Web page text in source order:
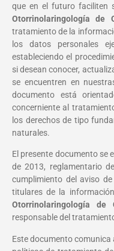
que en el futuro faciliten
Otorrinolaringología de
tratamiento de la
los datos personales
estableciendo el
si desean conocer,
se encuentren en
documento está
concerniente al
los derechos de tipo
naturales.
El presente documento se
de 2013, reglamentario
cumplimiento del aviso
titulares de la
Otorrinolaringología de
responsable del
Este documento